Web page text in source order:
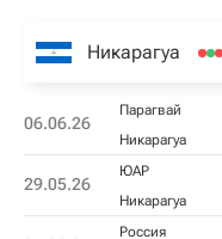
Никарагуа
06.06.26
Парагвай
Никарагуа
29.05.26
ЮАР
Никарагуа
Россия